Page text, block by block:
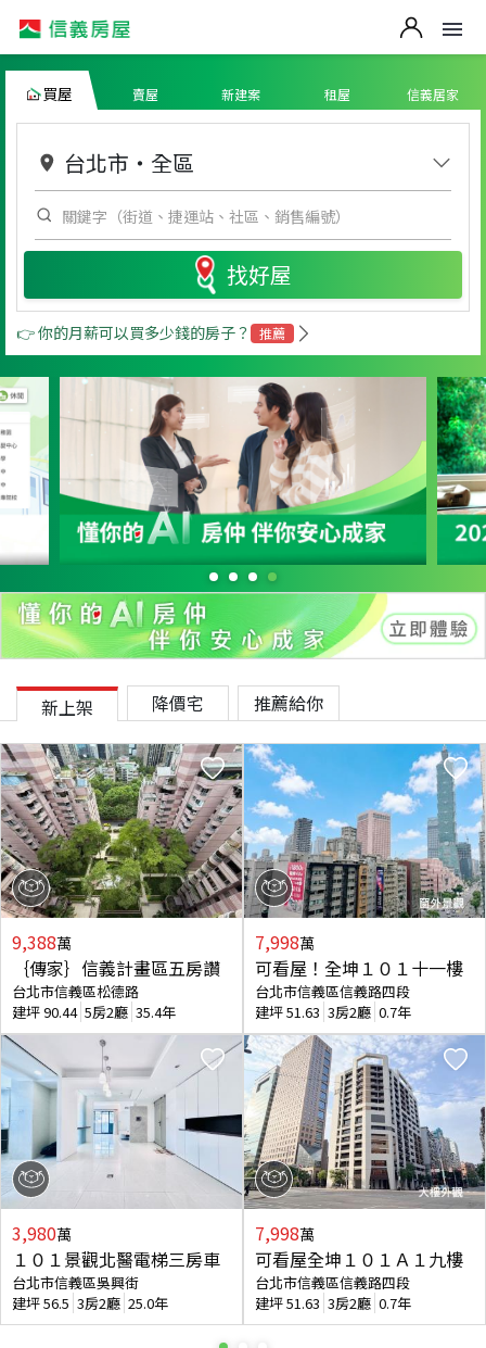
買屋 賣屋 新建案 租屋 信義居家
台北市 ・ 全區
找好屋
👉 你的月薪可以買多少錢的房子？ 推薦
新上架 降價宅 推薦給你
9,388萬
｛傳家｝信義計畫區五房讚
台北市信義區松德路
建坪90.44 5房2廳 35.4年
3,980萬
１０１景觀北醫電梯三房車
台北市信義區吳興街
建坪56.5 3房2廳 25.0年
7,998萬
可看屋！全坤１０１十一樓
台北市信義區信義路四段
建坪51.63 3房2廳 0.7年
7,998萬
可看屋全坤１０１Ａ１九樓
台北市信義區信義路四段
建坪51.63 3房2廳 0.7年